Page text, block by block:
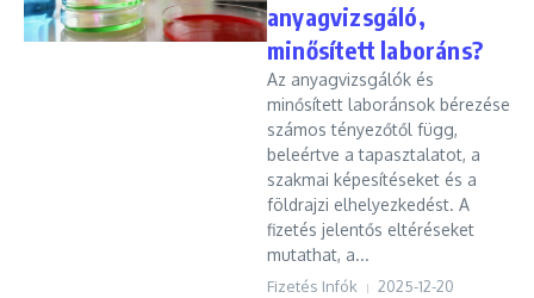
anyagvizsgáló,
minősített laboráns?
Az anyagvizsgálók és
minősített laboránsok bérezése
számos tényezőtől függ,
beleértve a tapasztalatot, a
szakmai képesítéseket és a
földrajzi elhelyezkedést. A
fizetés jelentős eltéréseket
mutathat, a...
Fizetés Infók 2025-12-20